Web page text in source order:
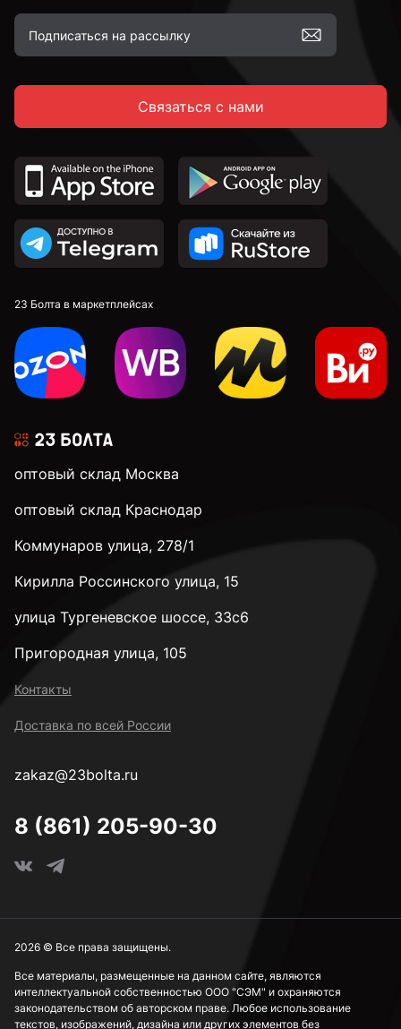
М12
Связаться с нами
23 Болта в маркетплейсах
оптовый склад Москва
оптовый склад Краснодар
Коммунаров улица, 278/1
Кирилла Россинского улица, 15
улица Тургеневское шоссе, 33с6
Пригородная улица, 105
Контакты
Доставка по всей России
zakaz@23bolta.ru
8 (861) 205-90-30
Все материалы, размещенные на данном сайте, являются
интеллектуальной собственностью ООО "СЭМ" и охраняются
законодательством об авторском праве. Любое использование
текстов, изображений, дизайна или других элементов без
2026 © Все права защищены.